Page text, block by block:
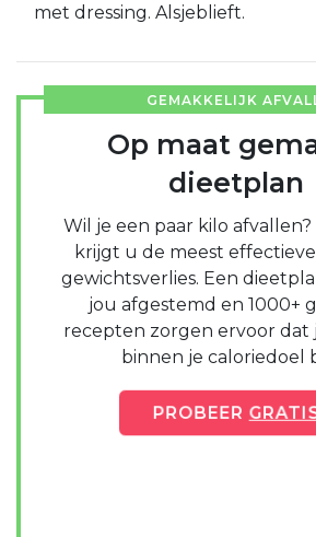
met dressing. Alsjeblieft.
GEMAKKELIJK
Op maat
dieetplan
Wil je een paar kilo
krijgt u de meest
gewichtsverlies. Een
jou afgestemd en 1000+
recepten zorgen ervoor dat
binnen je caloriedoel
PROBEER